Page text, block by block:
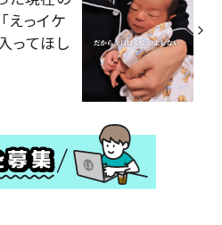
えっイケ
ってほし